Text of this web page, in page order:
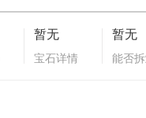
暂无
宝石详情
暂无
能否